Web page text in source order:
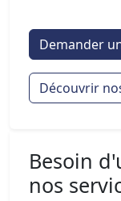
Demander
Découvrir
Besoin
nos